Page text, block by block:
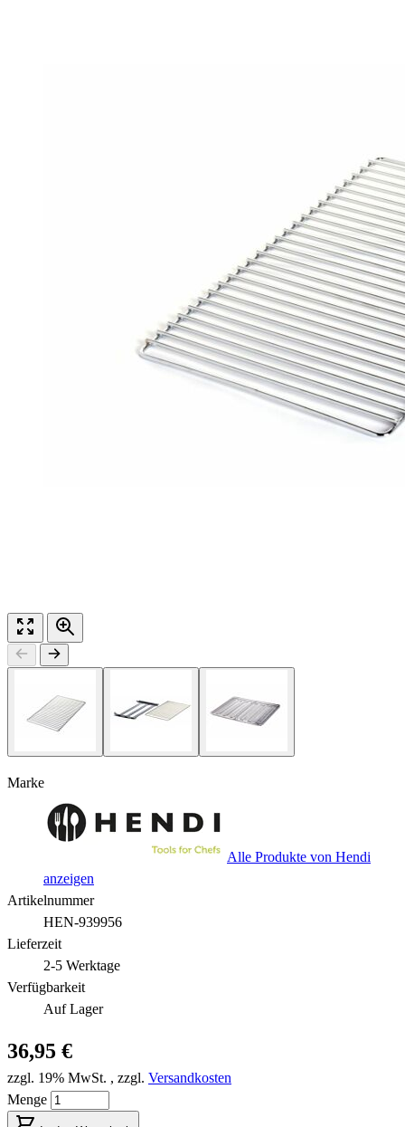
Marke
Alle Produkte von Hendi
anzeigen
Artikelnummer
HEN-939956
Lieferzeit
2-5 Werktage
Verfügbarkeit
Auf Lager
36,95 €
zzgl. 19% MwSt. , zzgl. Versandkosten
Menge